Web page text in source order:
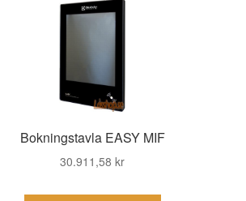
Bokningstavla EASY MIF
30.911,58kr